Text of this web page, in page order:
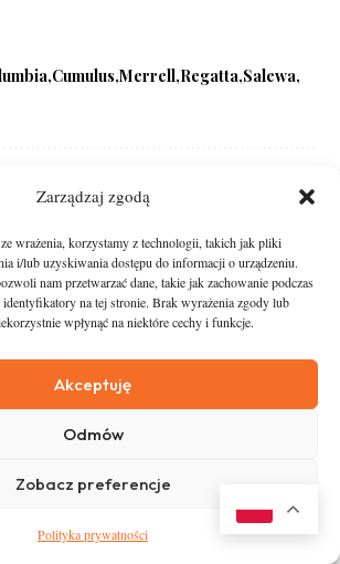
Zarządzaj zgodą
wrażenia, korzystamy z technologii, takich jak pliki
i/lub uzyskiwania dostępu do informacji o urządzeniu.
nam przetwarzać dane, takie jak zachowanie podczas
na tej stronie. Brak wyrażenia zgody lub
wpłynąć na niektóre cechy i funkcje.
Akceptuję
Odmów
Zobacz preferencje
Polityka prywatności
Cumulus Merrell Regatta Salewa
To się czyta!
Trail
Raj dla turystów, biegaczy, kolarzy.
Trail
Ultra-Trail® World Tour 2018